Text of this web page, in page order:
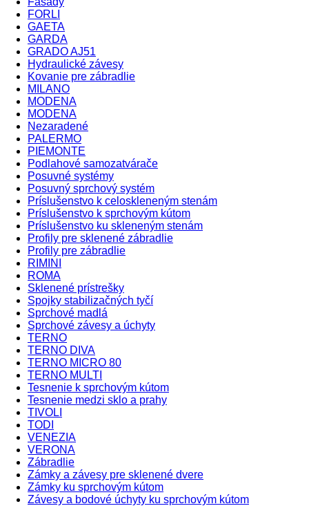
FORLI
GAETA
GARDA
GRADO AJ51
Hydraulické závesy
Kovanie pre zábradlie
MILANO
MODENA
MODENA
Nezaradené
PALERMO
PIEMONTE
Podlahové samozatvárače
Posuvné systémy
Posuvný sprchový systém
Príslušenstvo k celoskleneným stenám
Príslušenstvo k sprchovým kútom
Príslušenstvo ku skleneným stenám
Profily pre sklenené zábradlie
Profily pre zábradlie
RIMINI
ROMA
Sklenené prístrešky
Spojky stabilizačných tyčí
Sprchové madlá
Sprchové závesy a úchyty
TERNO
TERNO DIVA
TERNO MICRO 80
TERNO MULTI
Tesnenie k sprchovým kútom
Tesnenie medzi sklo a prahy
TIVOLI
TODI
VENEZIA
VERONA
Zábradlie
Zámky a závesy pre sklenené dvere
Zámky ku sprchovým kútom
Závesy a bodové úchyty ku sprchovým kútom